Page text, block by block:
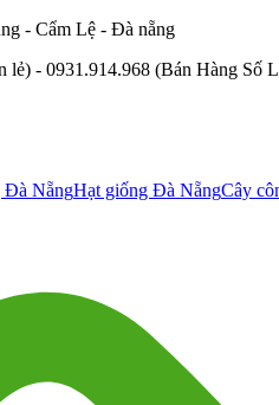
- Cẩm Lệ - Đà nẵng
lẻ) - 0931.914.968 (Bán Hàng
Đà NẵngHạt giống Đà NẵngCây